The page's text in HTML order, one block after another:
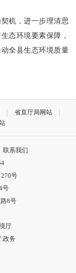
机，进一步理清思
态环境要素保障，
全县生态环境质量
省直厅局网站
联系我们
号
号
8号
厅
政务